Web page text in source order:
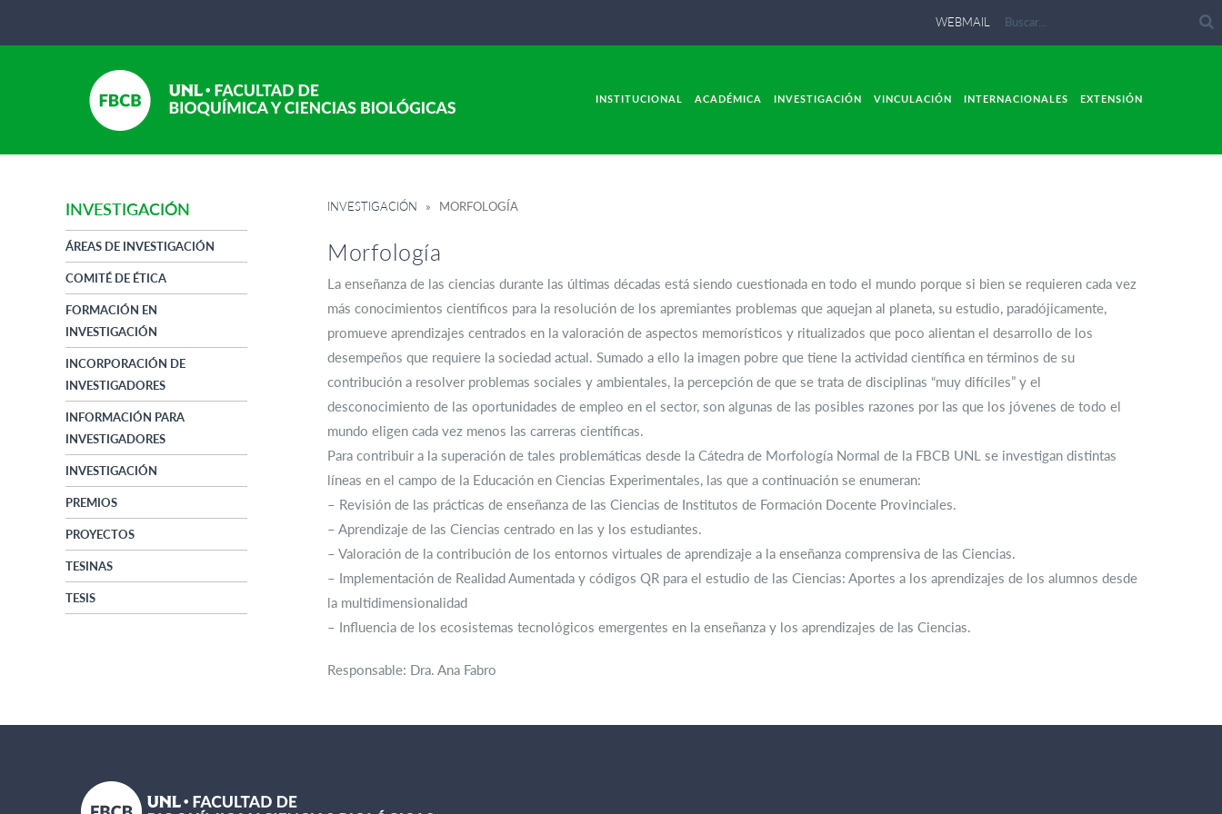
WEBMAIL
INSTITUCIONAL ACADÉMICA INVESTIGACIÓN VINCULACIÓN INTERNACIONALES EXTENSIÓN
INVESTIGACIÓN
ÁREAS DE INVESTIGACIÓN
COMITÉ DE ÉTICA
FORMACIÓN EN
INVESTIGACIÓN
INCORPORACIÓN DE
INVESTIGADORES
INFORMACIÓN PARA
INVESTIGADORES
INVESTIGACIÓN
PREMIOS
PROYECTOS
TESINAS
TESIS
INVESTIGACIÓN » MORFOLOGÍA
Morfología
La enseñanza de las ciencias durante las últimas décadas está siendo cuestionada en todo el mundo porque si bien se requieren cada vez
más conocimientos científicos para la resolución de los apremiantes problemas que aquejan al planeta, su estudio, paradójicamente,
promueve aprendizajes centrados en la valoración de aspectos memorísticos y ritualizados que poco alientan el desarrollo de los
desempeños que requiere la sociedad actual. Sumado a ello la imagen pobre que tiene la actividad científica en términos de su
contribución a resolver problemas sociales y ambientales, la percepción de que se trata de disciplinas “muy difíciles” y el
desconocimiento de las oportunidades de empleo en el sector, son algunas de las posibles razones por las que los jóvenes de todo el
mundo eligen cada vez menos las carreras científicas.
Para contribuir a la superación de tales problemáticas desde la Cátedra de Morfología Normal de la FBCB UNL se investigan distintas
líneas en el campo de la Educación en Ciencias Experimentales, las que a continuación se enumeran:
– Revisión de las prácticas de enseñanza de las Ciencias de Institutos de Formación Docente Provinciales.
– Aprendizaje de las Ciencias centrado en las y los estudiantes.
– Valoración de la contribución de los entornos virtuales de aprendizaje a la enseñanza comprensiva de las Ciencias.
– Implementación de Realidad Aumentada y códigos QR para el estudio de las Ciencias: Aportes a los aprendizajes de los alumnos desde
la multidimensionalidad
– Influencia de los ecosistemas tecnológicos emergentes en la enseñanza y los aprendizajes de las Ciencias.
Responsable: Dra. Ana Fabro